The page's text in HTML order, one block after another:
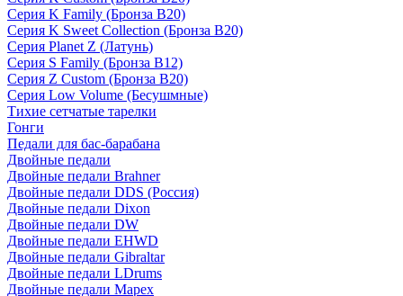
Серия K Family (Бронза B20)
Серия K Sweet Collection (Бронза B20)
Серия Planet Z (Латунь)
Серия S Family (Бронза B12)
Серия Z Custom (Бронза B20)
Серия Low Volume (Бесушмные)
Тихие сетчатые тарелки
Гонги
Педали для бас-барабана
Двойные педали
Двойные педали Brahner
Двойные педали DDS (Россия)
Двойные педали Dixon
Двойные педали DW
Двойные педали EHWD
Двойные педали Gibraltar
Двойные педали LDrums
Двойные педали Mapex